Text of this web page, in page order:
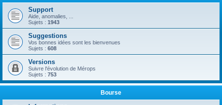
h
r
Support
Aide, anomalies, ...
Sujets : 1943
Suggestions
Vos bonnes idées sont les bienvenues
Sujets : 608
Versions
Suivre l'évolution de Mérops
Sujets : 753
Bourse